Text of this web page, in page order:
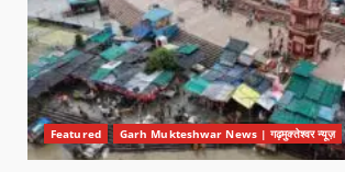
Featured Garh Mukteshwar News | गढ़मुक्तेश्वर न्यूज़